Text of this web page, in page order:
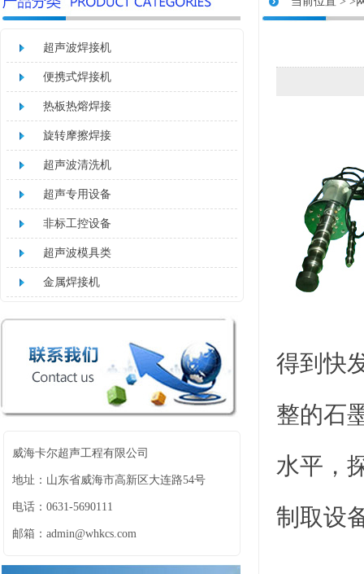
超声波焊接机
便携式焊接机
热板热熔焊接
旋转摩擦焊接
超声波清洗机
超声专用设备
非标工控设备
超声波模具类
金属焊接机
威海卡尔超声工程有限公司
地址：山东省威海市高新区大连路54号
电话：0631-5690111
邮箱：admin@whkcs.com
得到快
整的石
水平，
制取设